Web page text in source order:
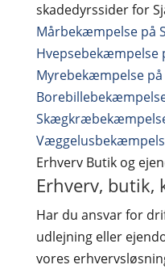
skadedyrssider for
Mårbekæmpelse på
Hvepsebekæmpelse
Myrebekæmpelse
Erhverv Butik og
Erhverv,
Har du ansvar for
udlejning eller
vores